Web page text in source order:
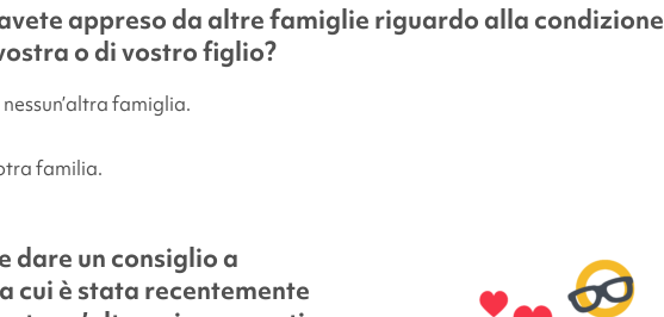
appreso da altre famiglie riguardo alla condizione
o di vostro figlio?
famiglia.
familia.
dare un consiglio a
cui è stata recentemente